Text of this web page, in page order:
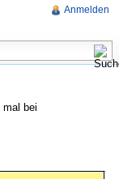
bei
Anmelden